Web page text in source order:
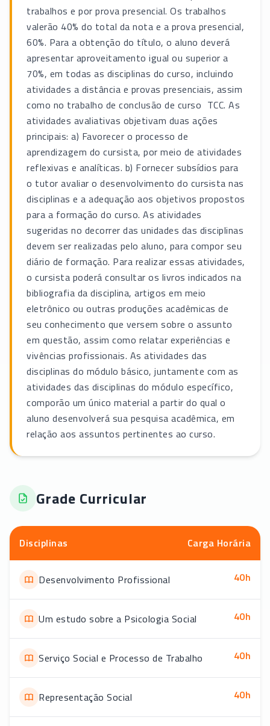
trabalhos e por prova presencial. Os trabalhos
valerão 40% do total da nota e a prova presencial,
60%. Para a obtenção do título, o aluno deverá
apresentar aproveitamento igual ou superior a
70%, em todas as disciplinas do curso, incluindo
atividades a distância e provas presenciais, assim
como no trabalho de conclusão de curso  TCC. As
atividades avaliativas objetivam duas ações
principais: a) Favorecer o processo de
aprendizagem do cursista, por meio de atividades
reflexivas e analíticas. b) Fornecer subsídios para
o tutor avaliar o desenvolvimento do cursista nas
disciplinas e a adequação aos objetivos propostos
para a formação do curso. As atividades
sugeridas no decorrer das unidades das disciplinas
devem ser realizadas pelo aluno, para compor seu
diário de formação. Para realizar essas atividades,
o cursista poderá consultar os livros indicados na
bibliografia da disciplina, artigos em meio
eletrônico ou outras produções acadêmicas de
seu conhecimento que versem sobre o assunto
em questão, assim como relatar experiências e
vivências profissionais. As atividades das
disciplinas do módulo básico, juntamente com as
atividades das disciplinas do módulo específico,
comporão um único material a partir do qual o
aluno desenvolverá sua pesquisa acadêmica, em
relação aos assuntos pertinentes ao curso.
Grade Curricular
Disciplinas Carga Horária
Desenvolvimento Profissional 40h
Um estudo sobre a Psicologia Social 40h
Serviço Social e Processo de Trabalho 40h
Representação Social 40h